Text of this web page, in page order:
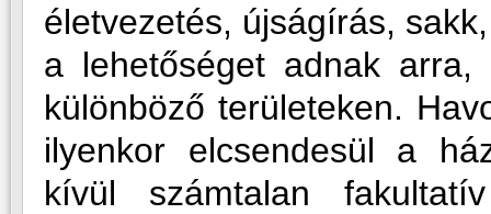
életvezetés, újságírás,
a lehetőséget adnak arra,
különböző területeken.
ilyenkor elcsendesül a
kívül számtalan